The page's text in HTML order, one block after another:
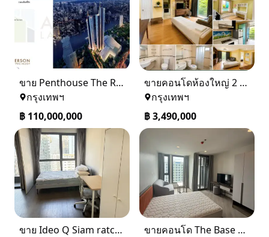
ขาย Penthouse The Residences at Mandarin Oriental Bangkok (ICONSIAM)
กรุงเทพฯ
฿ 110,000,000
ขายคอนโดห้องใหญ่ 2 ห้องนอน ทำเลพระราม 8 Lumpini Place Rama VIII
กรุงเทพฯ
฿3,490,000
ขาย Ideo Q Siam ratchatewi จาก BTS ราชเทวี 300 เมตร เจ้าของขายเอง
ขายคอนโด The Base saphanmai ย่านสะพานใหม่